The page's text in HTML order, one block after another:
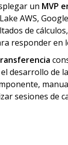
un MVP
AWS,
de
responder
desarrollo de
sesiones de